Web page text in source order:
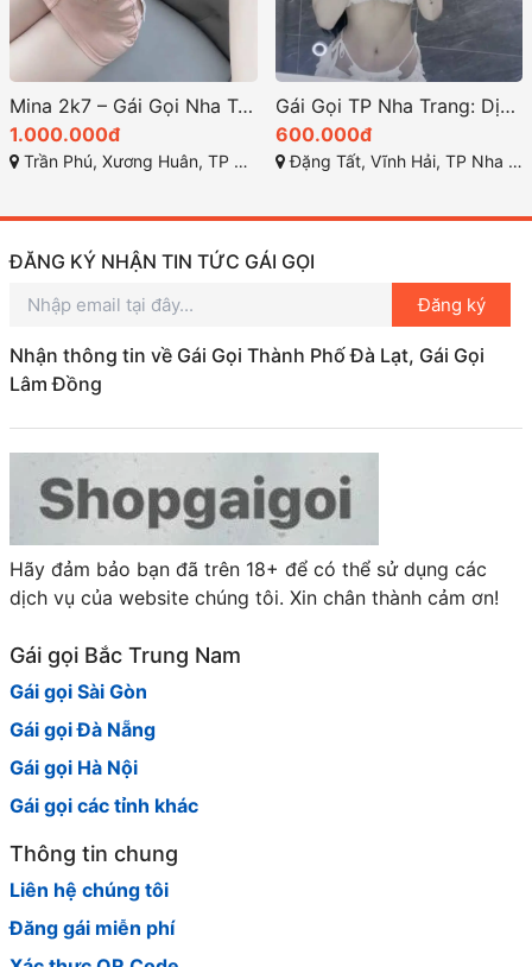
Mina 2k7 – Gái Gọi Nha Trang Xinh Đẹp, Body Sexy Cong Cớn Dâm Dê Hết Nút
1.000.000đ
Trần Phú, Xương Huân, TP Nha Trang
Gái Gọi TP Nha Trang: Dịch Vụ Giải Trí Hot Nhất 79 Khánh Hòa
600.000đ
Đặng Tất, Vĩnh Hải, TP Nha Trang, Khánh Hòa
ĐĂNG KÝ NHẬN TIN TỨC GÁI GỌI
Đăng ký
Nhận thông tin về Gái Gọi Thành Phố Đà Lạt, Gái Gọi
Lâm Đồng
Hãy đảm bảo bạn đã trên 18+ để có thể sử dụng các
dịch vụ của website chúng tôi. Xin chân thành cảm ơn!
Gái gọi Bắc Trung Nam
Gái gọi Sài Gòn
Gái gọi Đà Nẵng
Gái gọi Hà Nội
Gái gọi các tỉnh khác
Thông tin chung
Liên hệ chúng tôi
Đăng gái miễn phí